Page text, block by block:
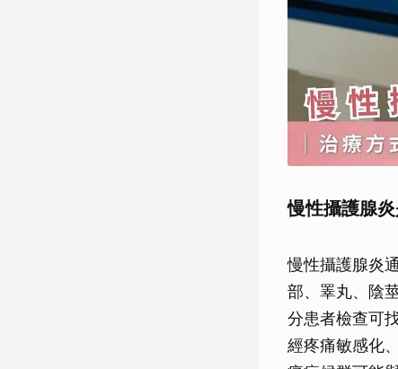
慢性攝護腺
慢性攝護腺炎
部、睪丸、陰
分患者檢查可
經疼痛敏感化